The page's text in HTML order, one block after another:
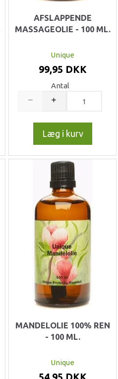
AFSLAPPENDE
MASSAGEOLIE - 100 ML.
Unique
99,95 DKK
Antal
Læg i kurv
MANDELOLIE 100% REN
- 100 ML.
Unique